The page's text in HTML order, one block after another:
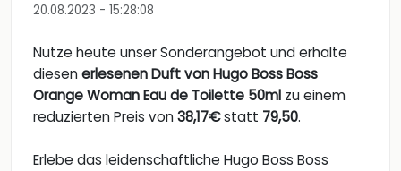
20.08.2023 - 15:28:08
Nutze heute unser Sonderangebot und erhalte
diesenerlesenen Duft von Hugo Boss Boss
Orange Woman Eau de Toilette 50ml zu einem
reduzierten Preis von38,17€statt 79,50.
Erlebe das leidenschaftliche Hugo Boss Boss